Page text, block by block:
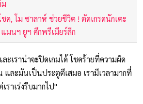
ค, โม ซาลาห์ ช่วยชีวิต ! ตัดเกรดนักเตะ
มนฯ ยูฯ ศึกพรีเมียร์ลีก
ะเราน่าจะปิดเกมได้ โชคร้ายที่ความผิด
ละมันเป็นประตูตีเสมอ เรามีเวลามากที่
ราเร่งรีบมากไป"